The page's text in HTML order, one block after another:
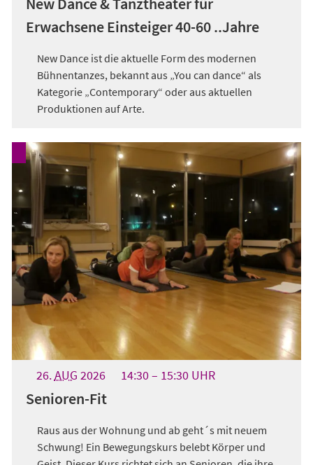
Erwachsene Einsteiger 40-60 ..Jahre
New Dance ist die aktuelle Form des modernen
Bühnentanzes, bekannt aus „You can dance“ als
Kategorie „Contemporary“ oder aus aktuellen
Produktionen auf Arte.
26.AUG 2026 14:30 15:30UHR
Senioren-Fit
Raus aus der Wohnung und ab geht´s mit neuem
Schwung! Ein Bewegungskurs belebt Körper und